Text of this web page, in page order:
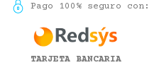
Pago 100% seguro con:
TARJETA BANCARIA